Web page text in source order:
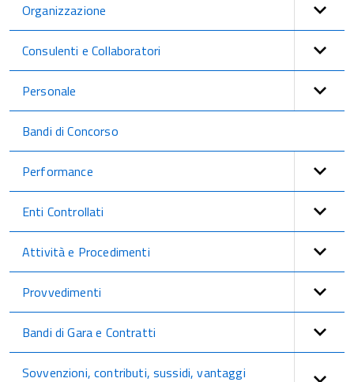
Organizzazione
Consulenti e Collaboratori
Personale
Bandi di Concorso
Performance
Enti Controllati
Attività e Procedimenti
Provvedimenti
Bandi di Gara e Contratti
Sovvenzioni, contributi, sussidi, vantaggi